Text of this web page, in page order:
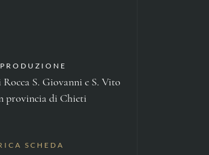
S. Giovanni e S. Vito
provincia di Chieti
SCHEDA